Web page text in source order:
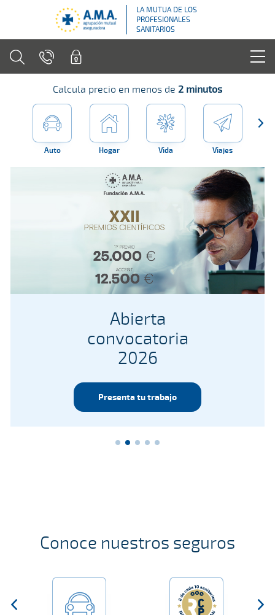
LA MUTUA DE LOS
PROFESIONALES
SANITARIOS
Calcula precio en menos de 2 minutos
Auto Hogar Vida Viajes
Abierta
convocatoria
2026
Presenta tu trabajo
Conoce nuestros seguros